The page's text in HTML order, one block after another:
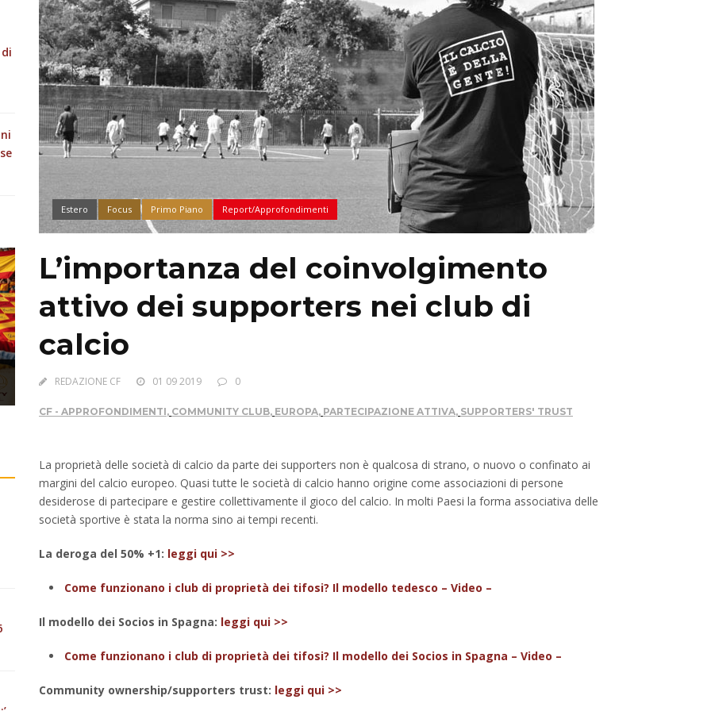
Estero Focus Primo Piano Report/Approfondimenti
L’importanza del coinvolgimento
attivo dei supporters nei club di
calcio
REDAZIONE CF 01 09 2019 0
CF - APPROFONDIMENTI, COMMUNITY CLUB, EUROPA, PARTECIPAZIONE ATTIVA, SUPPORTERS' TRUST
La proprietà delle società di calcio da parte dei supporters non è qualcosa di strano, o nuovo o confinato ai
margini del calcio europeo. Quasi tutte le società di calcio hanno origine come associazioni di persone
desiderose di partecipare e gestire collettivamente il gioco del calcio. In molti Paesi la forma associativa delle
società sportive è stata la norma sino ai tempi recenti.
La deroga del 50% +1: leggi qui >>
Come funzionano i club di proprietà dei tifosi? Il modello tedesco – Video –
Il modello dei Socios in Spagna: leggi qui >>
Come funzionano i club di proprietà dei tifosi? Il modello dei Socios in Spagna – Video –
Community ownership/supporters trust: leggi qui >>